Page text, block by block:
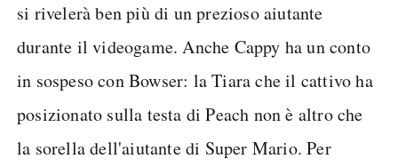
si rivelerà ben più di un prezioso aiutante
durante il videogame. Anche Cappy ha un conto
in sospeso con Bowser: la Tiara che il cattivo ha
posizionato sulla testa di Peach non è altro che
la sorella dell'aiutante di Super Mario. Per